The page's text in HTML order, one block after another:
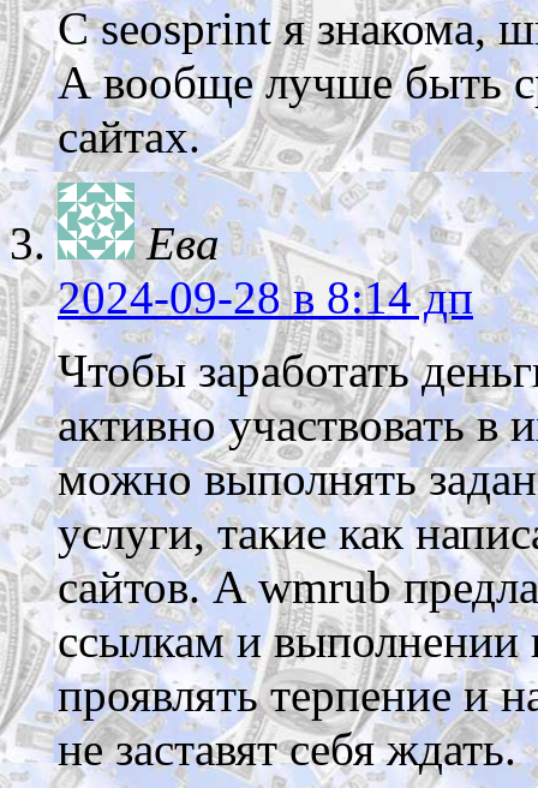
С seosprint я знакома,
А вообще лучше быть
сайтах.
Ева
2024-09-28в 8:14 дп
Чтобы заработать
активно участвовать
можно выполнять
услуги, такие как
сайтов. А wmrub
ссылкам и
проявлять терпение и
не заставят себя ждать.